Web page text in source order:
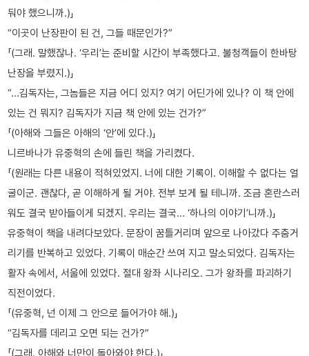
둬야 했으니까.)」
“이곳이 난장판이 된 건, 그들 때문인가?”
「(그래. 말했잖나. ‘우리’는 준비할 시간이 부족했다고. 불청객들이 한바탕
난장을 부렸지.)」
“…김독자는, 그놈들은 지금 어디 있지? 여기 어딘가에 있나? 이 책 안에
있는 건 뭐지? 김독자가 지금 책 안에 있는 건가?”
「(아해와 그들은 아해의 ‘안’에 있다.)」
니르바나가 유중혁의 손에 들린 책을 가리켰다.
「(원래는 다른 내용이 적혀있었지. 너에 대한 기록이. 이해할 수 없다는 얼
굴이군. 괜찮다, 곧 이해하게 될 거야. 전부 보게 될 테니까. 조금 혼란스러
워도 결국 받아들이게 되겠지. 우리는 결국… ‘하나의 이야기’니까.)」
유중혁이 책을 내려다보았다. 문장이 꿈틀거리며 앞으로 나아갔다 주춤거
리기를 반복하고 있었다. 기록이 매순간 쓰여 지고 말소되었다. 김독자는
활자 속에서, 서울에 있었다. 절대 왕좌 시나리오. 그가 왕좌를 파괴하기
직전이었다.
「(유중혁, 넌 이제 그 안으로 들어가야 해.)」
“김독자를 데리고 오면 되는 건가?”
「(그래. 아해와 너만이 돌아와야 한다.)」